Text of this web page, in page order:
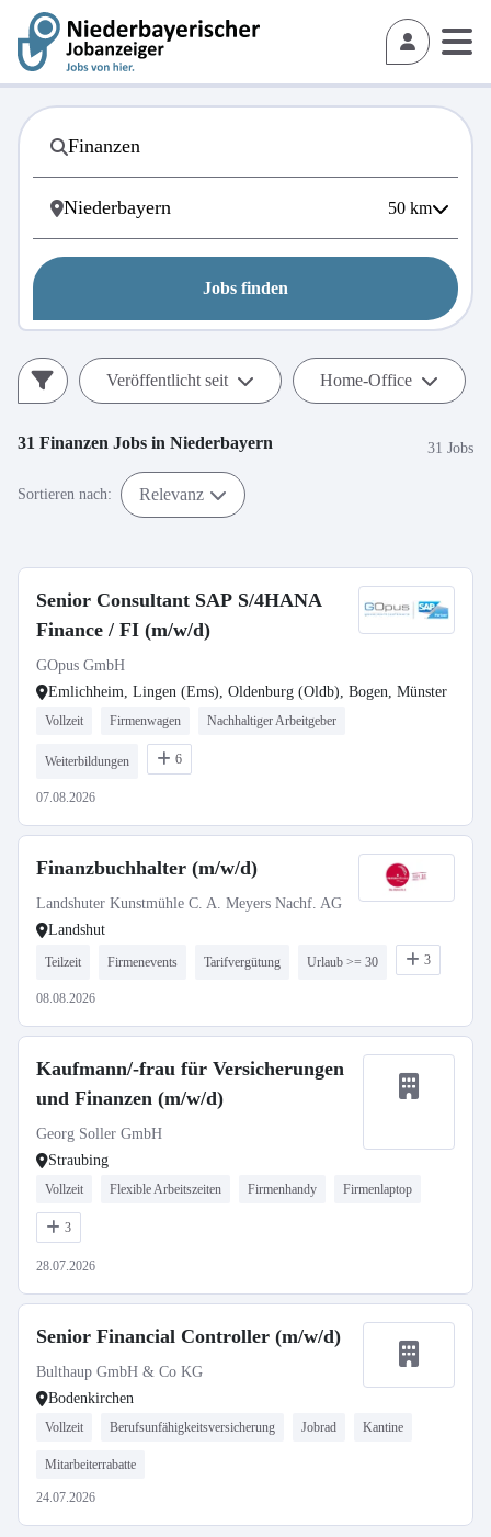
50 km
Jobs finden
Veröffentlicht seit Home-Office
31 Finanzen Jobs in Niederbayern 31 Jobs
Sortieren nach: Relevanz
Senior Consultant SAP S/4HANA
Finance / FI (m/w/d)
GOpus GmbH
Emlichheim, Lingen (Ems), Oldenburg (Oldb), Bogen, Münster
Vollzeit Firmenwagen Nachhaltiger Arbeitgeber
Weiterbildungen 6
07.08.2026
Finanzbuchhalter (m/w/d)
Landshuter Kunstmühle C. A. Meyers Nachf. AG
Landshut
Teilzeit Firmenevents Tarifvergütung Urlaub >= 30 3
08.08.2026
Kaufmann/-frau für Versicherungen
und Finanzen (m/w/d)
Georg Soller GmbH
Straubing
Vollzeit Flexible Arbeitszeiten Firmenhandy Firmenlaptop
3
28.07.2026
Senior Financial Controller (m/w/d)
Bulthaup GmbH & Co KG
Bodenkirchen
Vollzeit Berufsunfähigkeitsversicherung Jobrad Kantine
Mitarbeiterrabatte
24.07.2026